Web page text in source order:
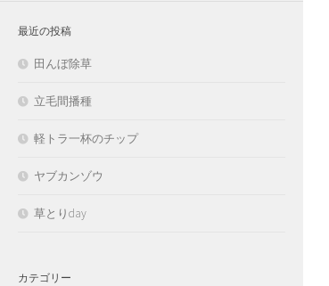
最近の投稿
田んぼ除草
立毛間播種
軽トラ一杯のチップ
ヤブカンゾウ
草とりday
カテゴリー